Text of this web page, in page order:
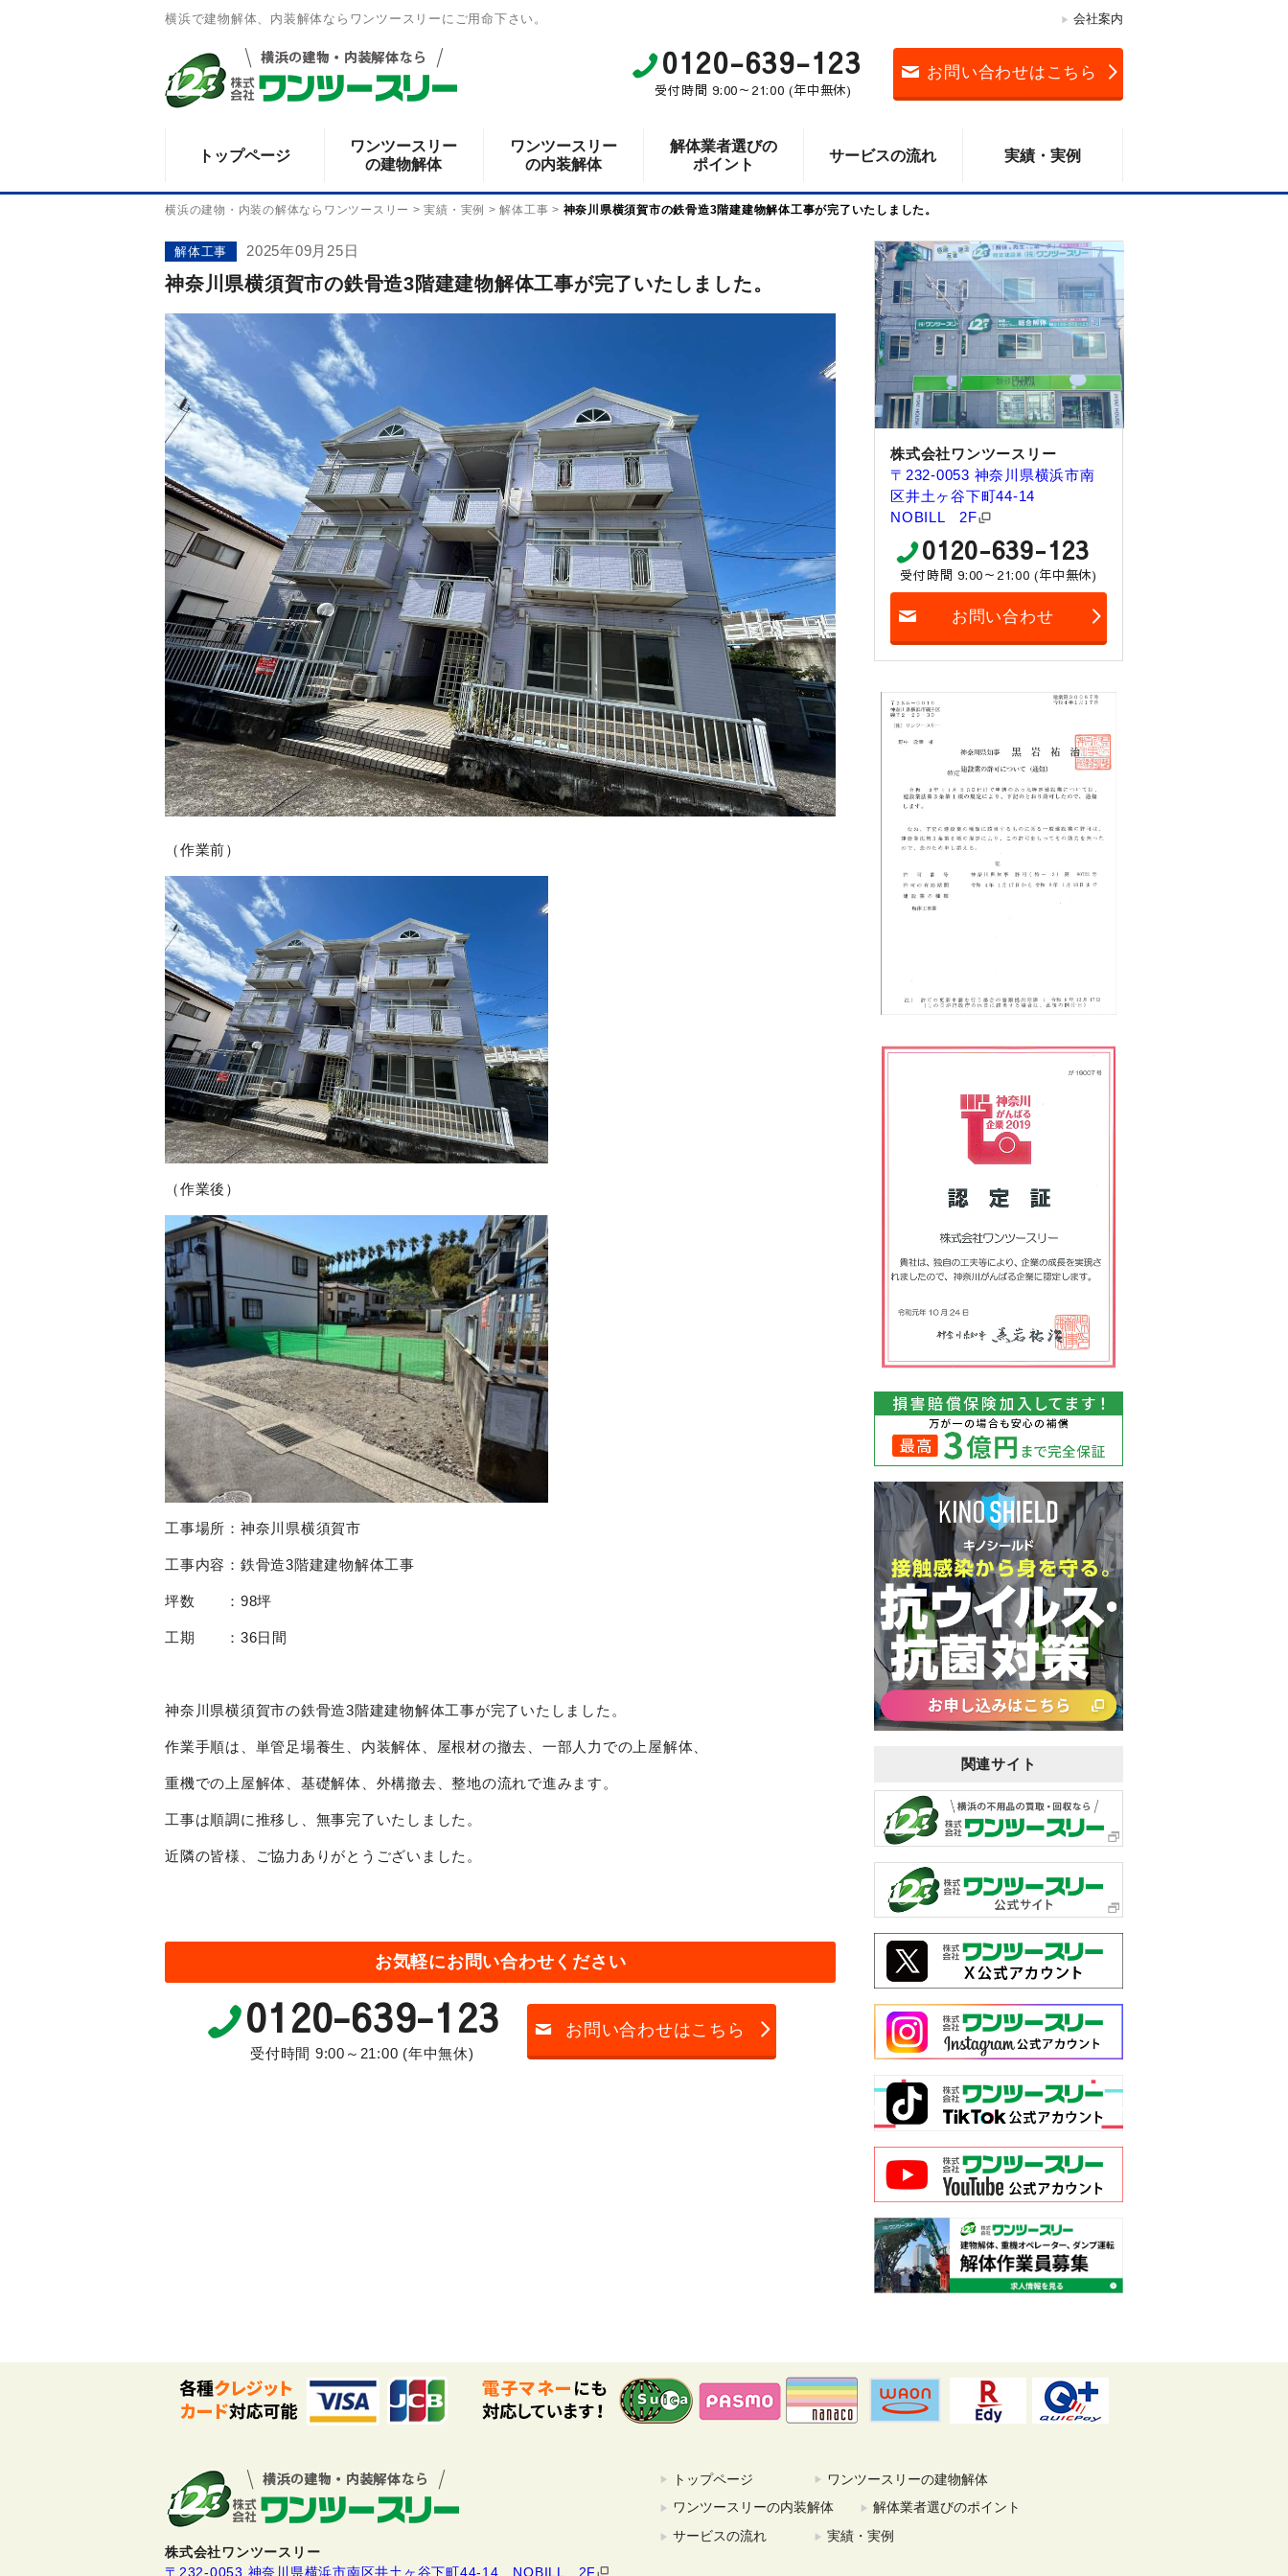
横浜で建物解体、内装解体ならワンツースリーにご用命下さい。 会社案内
0120-639-123
受付時間 9:00～21:00 (年中無休)
お問い合わせはこちら
トップページ
ワンツースリー
の建物解体
ワンツースリー
の内装解体
解体業者選びの
ポイント
サービスの流れ 実績・実例
横浜の建物・内装の解体ならワンツースリー >実績・実例 >解体工事 > 神奈川県横須賀市の鉄骨造3階建建物解体工事が完了いたしました。
解体工事 2025年09月25日
神奈川県横須賀市の鉄骨造3階建建物解体工事が完了いたしました。
（作業前）
（作業後）
工事場所：神奈川県横須賀市
工事内容：鉄骨造3階建建物解体工事
坪数 ：98坪
工期 ：36日間
神奈川県横須賀市の鉄骨造3階建建物解体工事が完了いたしました。
作業手順は、単管足場養生、内装解体、屋根材の撤去、一部人力での上屋解体、
重機での上屋解体、基礎解体、外構撤去、整地の流れで進みます。
工事は順調に推移し、無事完了いたしました。
近隣の皆様、ご協力ありがとうございました。
お気軽にお問い合わせください
0120-639-123
受付時間 9:00～21:00 (年中無休)
お問い合わせはこちら
株式会社ワンツースリー
〒232-0053 神奈川県横浜市南
区井土ヶ谷下町44-14
NOBILL 2F
0120-639-123
受付時間 9:00～21:00 (年中無休)
お問い合わせ
関連サイト
株式会社ワンツースリー
〒232-0053 神奈川県横浜市南区井土ヶ谷下町44-14 NOBILL 2F
トップページ
ワンツースリーの建物解体
ワンツースリーの内装解体
解体業者選びのポイント
サービスの流れ
実績・実例